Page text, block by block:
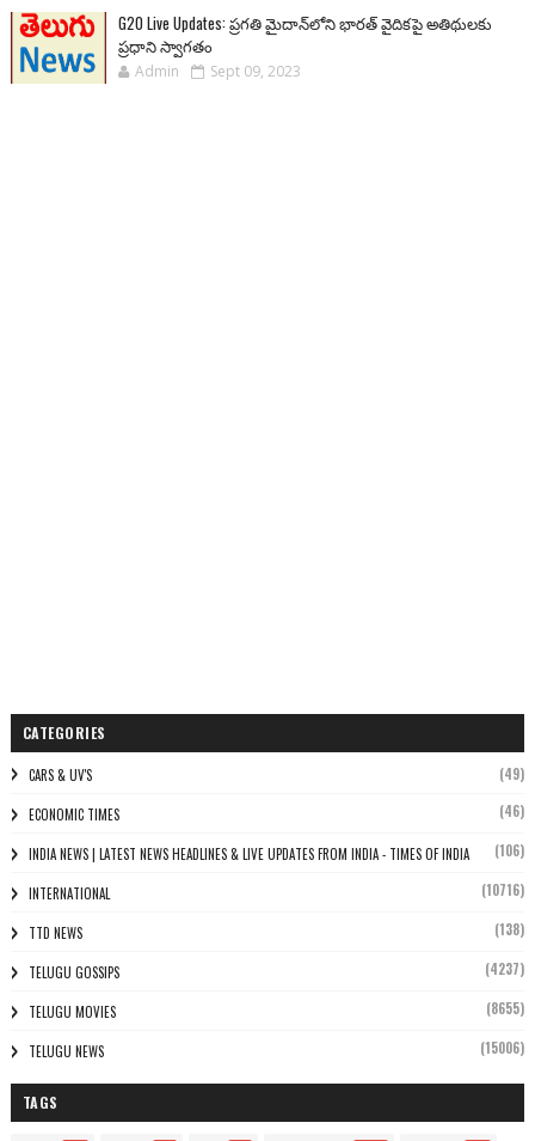
G20 Live Updates: ప్రగతి మైదాన్‌లోని భారత్ వైదికపై అతిథులకు
ప్రధాని స్వాగతం
Admin Sept 09, 2023
CATEGORIES
CARS & UV'S (49)
ECONOMIC TIMES (46)
INDIA NEWS | LATEST NEWS HEADLINES & LIVE UPDATES FROM INDIA - TIMES OF INDIA (106)
INTERNATIONAL (10716)
TTD NEWS (138)
TELUGU GOSSIPS (4237)
TELUGU MOVIES (8655)
TELUGU NEWS (15006)
TAGS